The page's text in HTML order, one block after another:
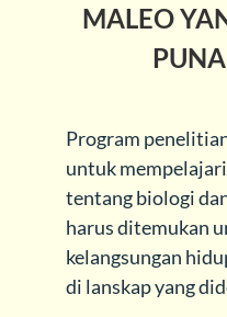
MALEO
Program
untuk
tentang biologi
harus ditemukan
kelangsungan
di lanskap yang